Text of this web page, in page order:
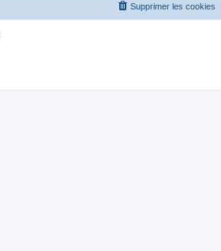
Supprimer les cookies